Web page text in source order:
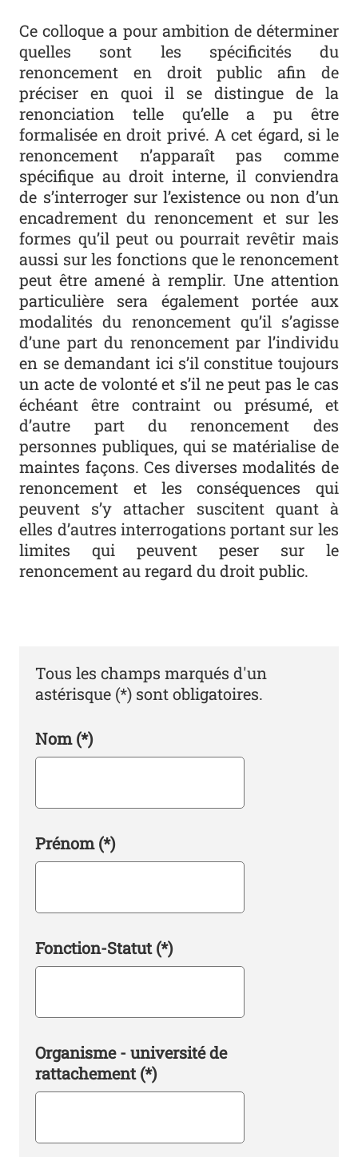
Ce colloque a pour ambition de déterminer
quelles sont les spécificités du
renoncement en droit public afin de
préciser en quoi il se distingue de la
renonciation telle qu’elle a pu être
formalisée en droit privé. A cet égard, si le
renoncement n’apparaît pas comme
spécifique au droit interne, il conviendra
de s’interroger sur l’existence ou non d’un
encadrement du renoncement et sur les
formes qu’il peut ou pourrait revêtir mais
aussi sur les fonctions que le renoncement
peut être amené à remplir. Une attention
particulière sera également portée aux
modalités du renoncement qu’il s’agisse
d’une part du renoncement par l’individu
en se demandant ici s’il constitue toujours
un acte de volonté et s’il ne peut pas le cas
échéant être contraint ou présumé, et
d’autre part du renoncement des
personnes publiques, qui se matérialise de
maintes façons. Ces diverses modalités de
renoncement et les conséquences qui
peuvent s’y attacher suscitent quant à
elles d’autres interrogations portant sur les
limites qui peuvent peser sur le
renoncement au regard du droit public.
Tous les champs marqués d'un
astérisque (*) sont obligatoires.
Nom(*)
Prénom(*)
Fonction-Statut(*)
Organisme - université de
rattachement(*)